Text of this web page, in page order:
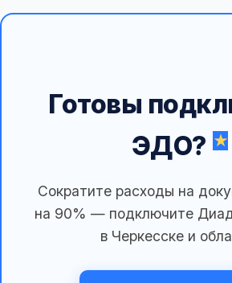
Готовы
ЭДО?
Сократите расходы на
на 90% — подключите
в Черкесске и